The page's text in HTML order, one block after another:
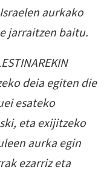
aurkako
jarraitzen baitu.
deia egiten die
esateko
eta exijitzeko
aurka egin
ezarriz eta